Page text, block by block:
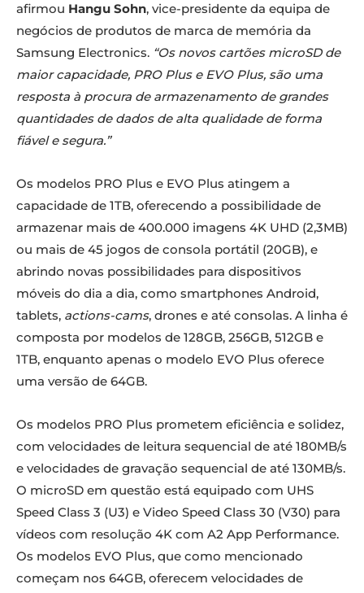
afirmou Hangu Sohn, vice-presidente da equipa de
negócios de produtos de marca de memória da
Samsung Electronics. “Os novos cartões microSD de
maior capacidade, PRO Plus e EVO Plus, são uma
resposta à procura de armazenamento de grandes
quantidades de dados de alta qualidade de forma
fiável e segura.”
Os modelos PRO Plus e EVO Plus atingem a
capacidade de 1TB, oferecendo a possibilidade de
armazenar mais de 400.000 imagens 4K UHD (2,3MB)
ou mais de 45 jogos de consola portátil (20GB), e
abrindo novas possibilidades para dispositivos
móveis do dia a dia, como smartphones Android,
tablets, actions-cams, drones e até consolas. A linha é
composta por modelos de 128GB, 256GB, 512GB e
1TB, enquanto apenas o modelo EVO Plus oferece
uma versão de 64GB.
Os modelos PRO Plus prometem eficiência e solidez,
com velocidades de leitura sequencial de até 180MB/s
e velocidades de gravação sequencial de até 130MB/s.
O microSD em questão está equipado com UHS
Speed ​​​​Class 3 (U3) e Video Speed ​​​​Class 30 (V30) para
vídeos com resolução 4K com A2 App Performance.
Os modelos EVO Plus, que como mencionado
começam nos 64GB, oferecem velocidades de